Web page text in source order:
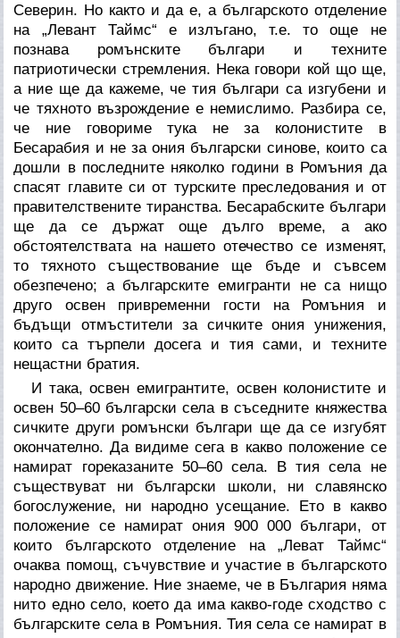
Северин. Но както и да е, а българското отделение
на „Левант Таймс“ е излъгано, т.е. то още не
познава ромънските българи и техните
патриотически стремления. Нека говори кой що ще,
а ние ще да кажеме, че тия българи са изгубени и
че тяхното възрождение е немислимо. Разбира се,
че ние говориме тука не за колонистите в
Бесарабия и не за ония български синове, които са
дошли в последните няколко години в Ромъния да
спасят главите си от турските преследования и от
правителствените тиранства. Бесарабските българи
ще да се държат още дълго време, а ако
обстоятелствата на нашето отечество се изменят,
то тяхното съществование ще бъде и съвсем
обезпечено; а българските емигранти не са нищо
друго освен привременни гости на Ромъния и
бъдъщи отмъстители за сичките ония унижения,
които са търпели досега и тия сами, и техните
нещастни братия.
И така, освен емигрантите, освен колонистите и
освен 50–60 български села в съседните княжества
сичките други ромънски българи ще да се изгубят
окончателно. Да видиме сега в какво положение се
намират гореказаните 50–60 села. В тия села не
съществуват ни български школи, ни славянско
богослужение, ни народно усещание. Ето в какво
положение се намират ония 900 000 българи, от
които българското отделение на „Леват Таймс“
очаква помощ, съчувствие и участие в българското
народно движение. Ние знаеме, че в България няма
нито едно село, което да има какво-годе сходство с
българските села в Ромъния. Тия села се намират в